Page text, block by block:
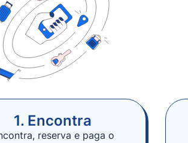
1. Encontra
reserva e paga o